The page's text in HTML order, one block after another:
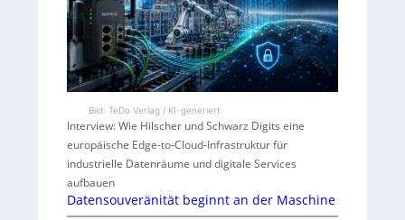
Bild: TeDo Verlag / KI-generiert
Interview: Wie Hilscher und Schwarz Digits eine
europäische Edge-to-Cloud-Infrastruktur für
industrielle Datenräume und digitale Services
aufbauen
Datensouveränität beginnt an der Maschine